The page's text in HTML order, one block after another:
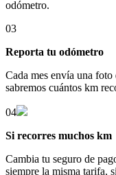
odómetro.
03
Reporta tu odómetro
Cada mes envía una
sabremos cuántos km
04
Si recorres muchos km
Cambia tu seguro de
siempre la misma tarifa,